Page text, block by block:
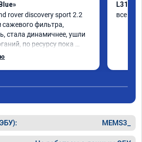
rover discovery sport 2.2
сажевого фильтра,
стала динамичнее, ушли
по ресурсу пока
короче
L319»
все
MEMS3_